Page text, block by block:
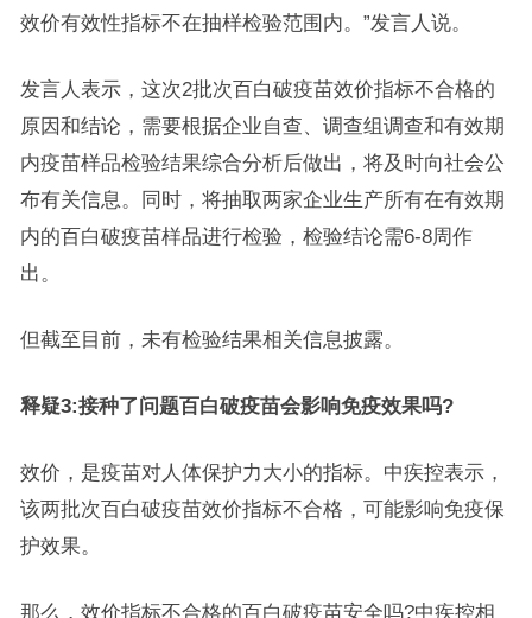
效价有效性指标不在抽样检验范围内。”发言人说。
发言人表示，这次2批次百白破疫苗效价指标不合格的
原因和结论，需要根据企业自查、调查组调查和有效期
内疫苗样品检验结果综合分析后做出，将及时向社会公
布有关信息。同时，将抽取两家企业生产所有在有效期
内的百白破疫苗样品进行检验，检验结论需6-8周作
出。
但截至目前，未有检验结果相关信息披露。
释疑3:接种了问题百白破疫苗会影响免疫效果吗?
效价，是疫苗对人体保护力大小的指标。中疾控表示，
该两批次百白破疫苗效价指标不合格，可能影响免疫保
护效果。
那么，效价指标不合格的百白破疫苗安全吗?中疾控相